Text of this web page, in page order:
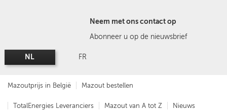
Neem met ons contact op
Abonneer u op de nieuwsbrief
NL FR
Mazoutprijs in België Mazout bestellen
TotalEnergies Leveranciers Mazout van A tot Z Nieuws